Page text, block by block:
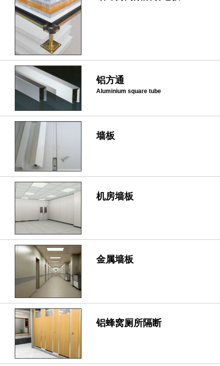
铝方通
Aluminium square tube
墙板
机房墙板
金属墙板
铝蜂窝厕所隔断